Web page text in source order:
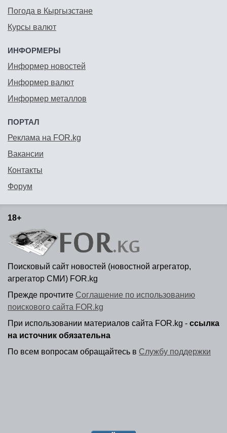
Погода в Кыргызстане
Курсы валют
ИНФОРМЕРЫ
Информер новостей
Информер валют
Информер металлов
ПОРТАЛ
Реклама на FOR.kg
Вакансии
Контакты
Форум
18+
Поисковый сайт новостей (новостной агрегатор,
агрегатор СМИ) FOR.kg
Прежде прочтите Соглашение по использованию
поискового сайта FOR.kg
При использовании материалов сайта FOR.kg - ссылка
на источник обязательна
По всем вопросам обращайтесь в Службу поддержки